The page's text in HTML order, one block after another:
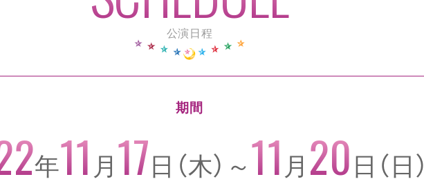
公演日程
期間
年11 月17日（木）～11 月 20日（日）